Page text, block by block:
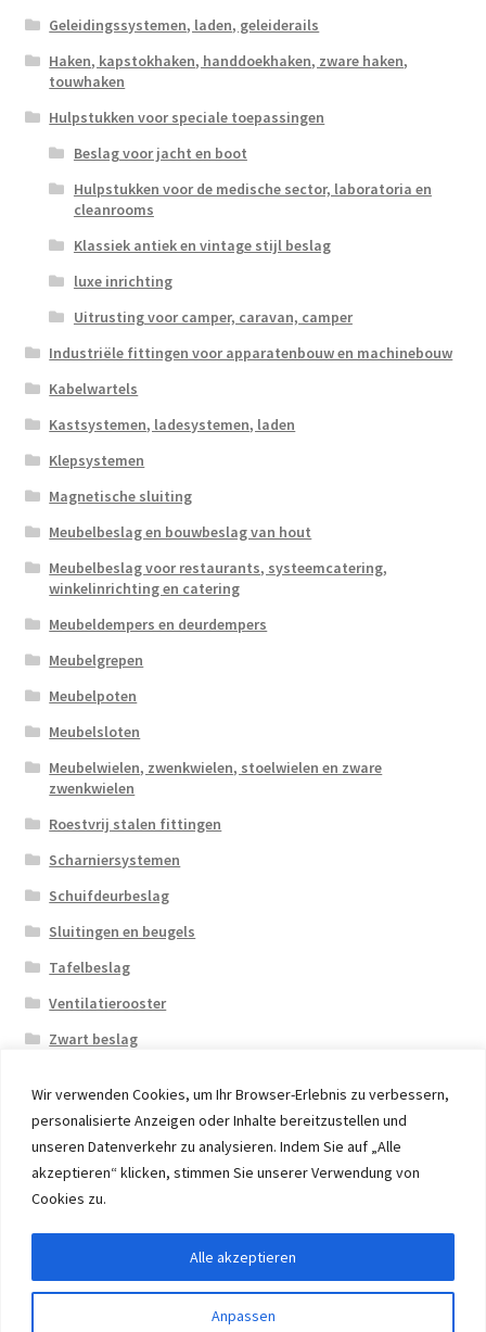
Wir verwenden Cookies, um Ihr Browser-Erlebnis zu verbessern,
personalisierte Anzeigen oder Inhalte bereitzustellen und
unseren Datenverkehr zu analysieren. Indem Sie auf „Alle
akzeptieren“ klicken, stimmen Sie unserer Verwendung von
Cookies zu.
Anpassen
Alle akzeptieren
Geleidingssystemen, laden, geleiderails
Haken, kapstokhaken, handdoekhaken, zware haken,
touwhaken
Hulpstukken voor speciale toepassingen
Beslag voor jacht en boot
Hulpstukken voor de medische sector, laboratoria en
cleanrooms
Klassiek antiek en vintage stijl beslag
luxe inrichting
Uitrusting voor camper, caravan, camper
Industriële fittingen voor apparatenbouw en machinebouw
Kabelwartels
Kastsystemen, ladesystemen, laden
Klepsystemen
Magnetische sluiting
Meubelbeslag en bouwbeslag van hout
Meubelbeslag voor restaurants, systeemcatering,
winkelinrichting en catering
Meubeldempers en deurdempers
Meubelgrepen
Meubelpoten
Meubelsloten
Meubelwielen, zwenkwielen, stoelwielen en zware
zwenkwielen
Roestvrij stalen fittingen
Scharniersystemen
Schuifdeurbeslag
Sluitingen en beugels
Tafelbeslag
Ventilatierooster
Zwart beslag
© 2026 Eruon Trade UG, Germany, member of the ERUON